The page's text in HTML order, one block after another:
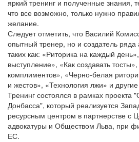
яркий тренинг и полученные знания,
что все возможно, только нужно
желание.
Следует отметить, что Василий
опытный тренер, но и создатель ряда
таких как: «Риторика на каждый
выступление», «Как создавать
комплиментов», «Черно-белая
и жестов», «Технология лжи» и
Тренинг состоялся в рамках проекта
Донбасса", который реализуется
ресурсным центром в партнерстве с
адвокатуры и Обществом Льва, при
ЕС.